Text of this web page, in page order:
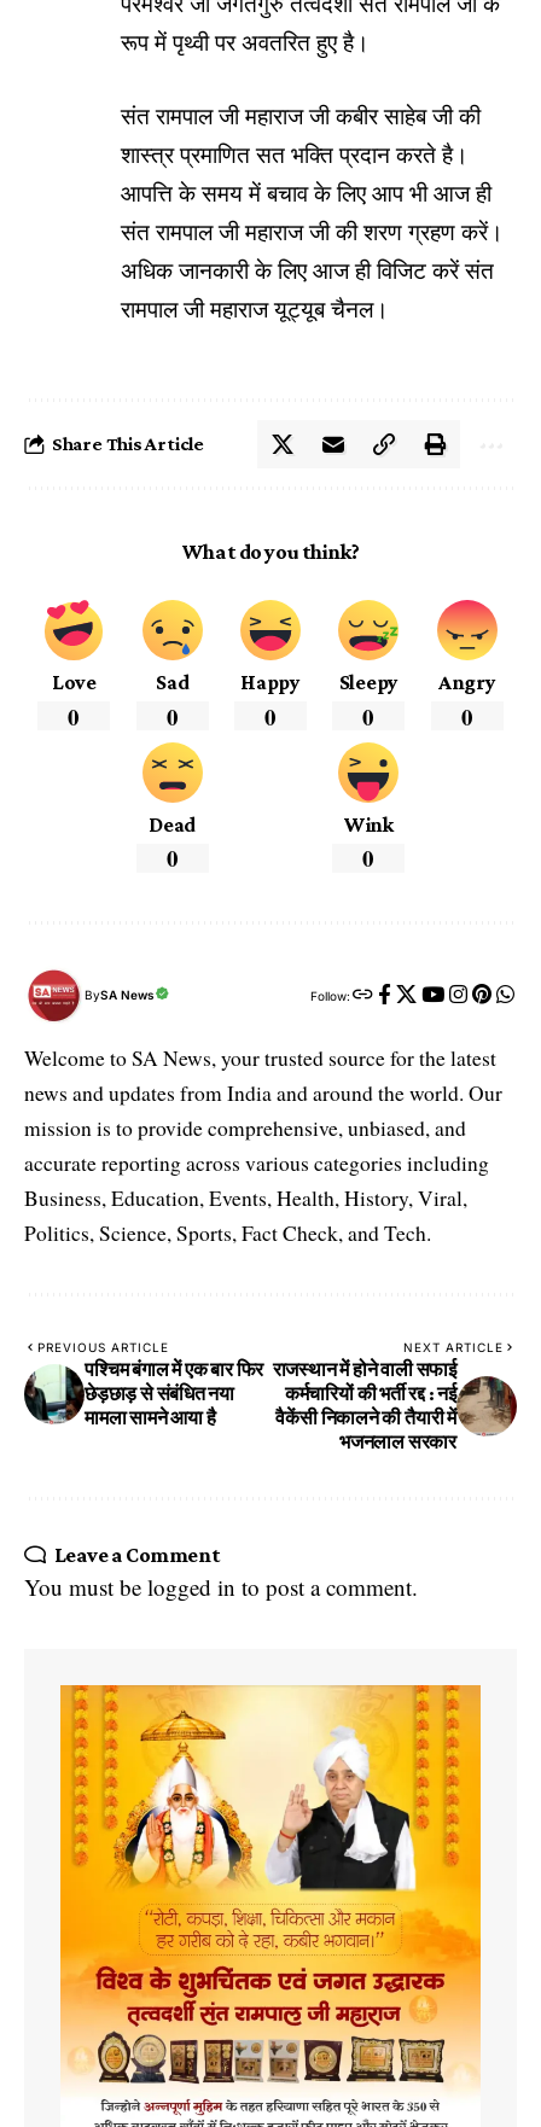
रूप में पृथ्वी पर अवतरित हुए है।
संत रामपाल जी महाराज जी कबीर साहेब जी की
शास्त्र प्रमाणित सत भक्ति प्रदान करते है।
आपत्ति के समय में बचाव के लिए आप भी आज ही
संत रामपाल जी महाराज जी की शरण ग्रहण करें।
अधिक जानकारी के लिए आज ही विजिट करें संत
रामपाल जी महाराज यूट्यूब चैनल।
Share This Article
What do you think?
Love
0
Sad
0
Happy
0
Sleepy
0
Angry
0
Dead
0
Wink
0
BySA News Follow:
Welcome to SA News, your trusted source for the latest
news and updates from India and around the world. Our
mission is to provide comprehensive, unbiased, and
accurate reporting across various categories including
Business, Education, Events, Health, History, Viral,
Politics, Science, Sports, Fact Check, and Tech.
PREVIOUS ARTICLE
पश्चिम बंगाल में एक बार फिर
छेड़छाड़ से संबंधित नया
मामला सामने आया है
NEXT ARTICLE
राजस्थान में होने वाली सफाई
कर्मचारियों की भर्ती रद्द : नई
वैकेंसी निकालने की तैयारी में
भजनलाल सरकार
Leave a Comment
You must be logged in to post a comment.